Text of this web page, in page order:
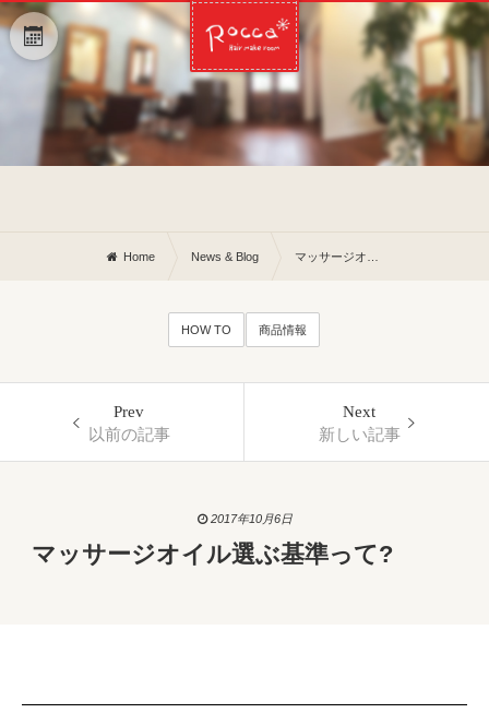
Home News & Blog マッサージオイル選ぶ基準って?
HOW TO 商品情報
Prev
以前の記事
Next
新しい記事
2017年10月6日
マッサージオイル選ぶ基準って?